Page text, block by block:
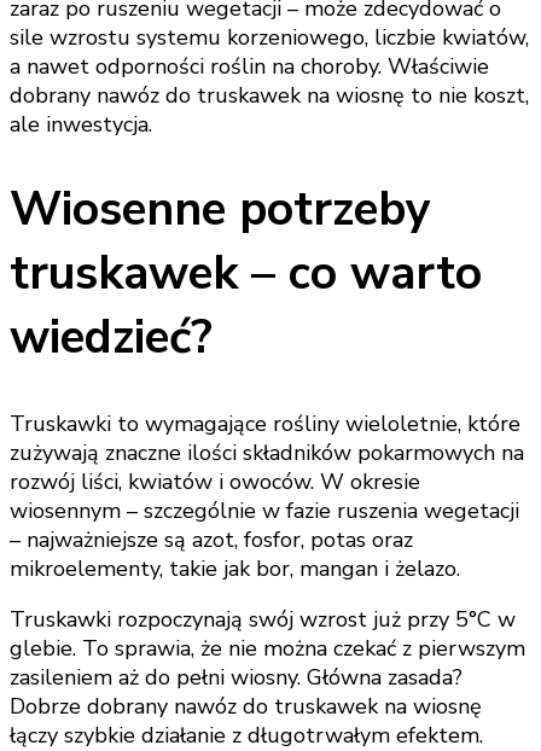
zaraz po ruszeniu wegetacji – może zdecydować o
sile wzrostu systemu korzeniowego, liczbie kwiatów,
a nawet odporności roślin na choroby. Właściwie
dobrany nawóz do truskawek na wiosnę to nie koszt,
ale inwestycja.
Wiosenne potrzeby
truskawek – co warto
wiedzieć?
Truskawki to wymagające rośliny wieloletnie, które
zużywają znaczne ilości składników pokarmowych na
rozwój liści, kwiatów i owoców. W okresie
wiosennym – szczególnie w fazie ruszenia wegetacji
– najważniejsze są azot, fosfor, potas oraz
mikroelementy, takie jak bor, mangan i żelazo.
Truskawki rozpoczynają swój wzrost już przy 5°C w
glebie. To sprawia, że nie można czekać z pierwszym
zasileniem aż do pełni wiosny. Główna zasada?
Dobrze dobrany nawóz do truskawek na wiosnę
łączy szybkie działanie z długotrwałym efektem.